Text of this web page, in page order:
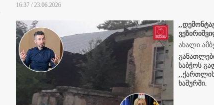
16:37 / 23.06.2026
ახალი
საბჭოს
,,ქართლის
ხაშურში.